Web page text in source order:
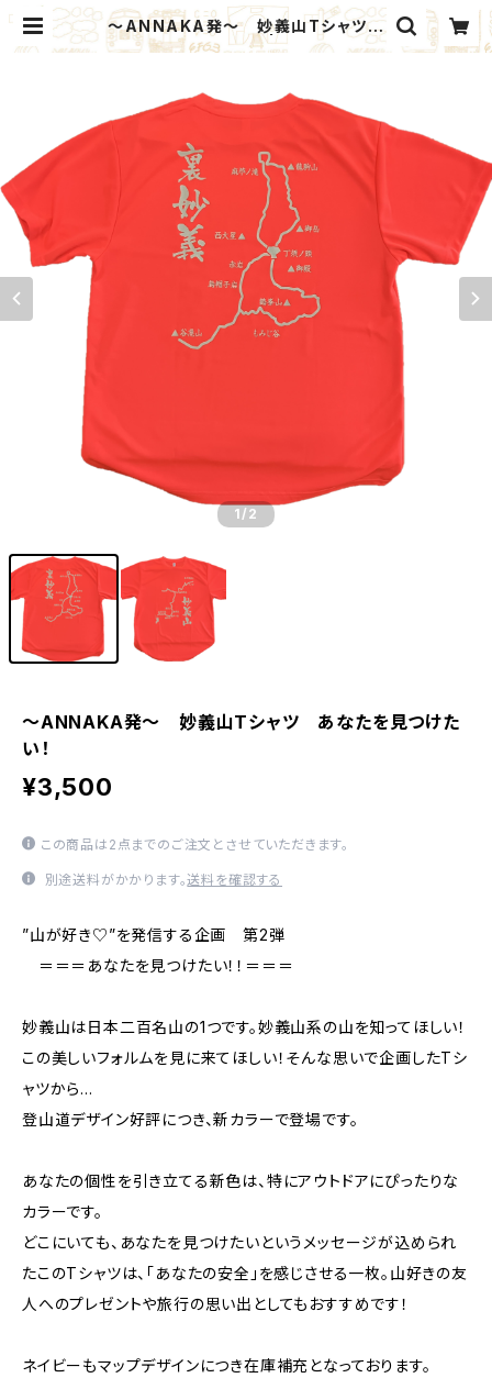
～ANNAKA発～ 妙義山Tシャツ
あなたを見つけたい！ | ANNAKA GI
1 /2
～ANNAKA発～ 妙義山Tシャツ あなたを見つけた
い！
¥3,500
この商品は2点までのご注文とさせていただきます。
別途送料がかかります。送料を確認する
”山が好き♡”を発信する企画 第2弾
＝＝＝あなたを見つけたい！！＝＝＝
妙義山は日本二百名山の1つです。妙義山系の山を知ってほしい！
この美しいフォルムを見に来てほしい！そんな思いで企画したTシ
ャツから…
登山道デザイン好評につき、新カラーで登場です。
あなたの個性を引き立てる新色は、特にアウトドアにぴったりな
カラーです。
どこにいても、あなたを見つけたいというメッセージが込められ
たこのTシャツは、「あなたの安全」を感じさせる一枚。山好きの友
人へのプレゼントや旅行の思い出としてもおすすめです！
ネイビーもマップデザインにつき在庫補充となっております。